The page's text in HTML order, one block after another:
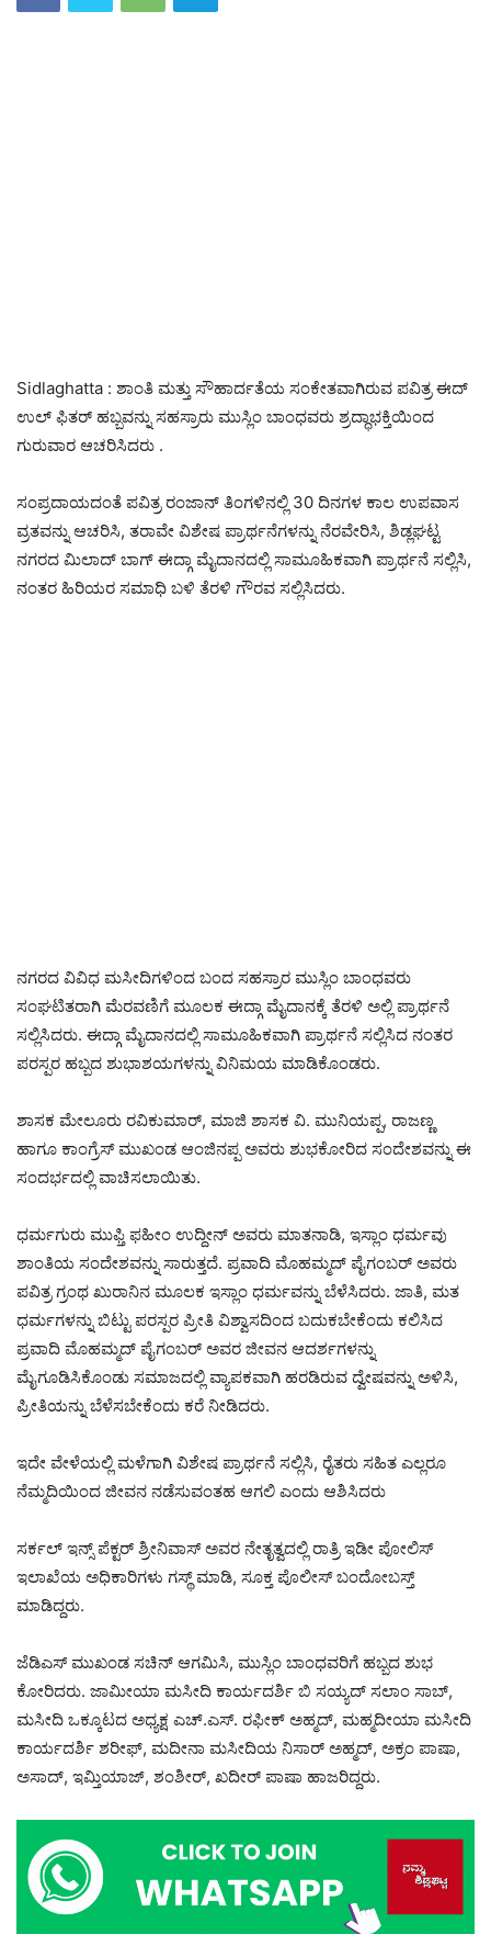
Sidlaghatta : ಶಾಂತಿ ಮತ್ತು ಸೌಹಾರ್ದತೆಯ ಸಂಕೇತವಾಗಿರುವ ಪವಿತ್ರ ಈದ್
ಉಲ್ ಫಿತರ್ ಹಬ್ಬವನ್ನು ಸಹಸ್ರಾರು ಮುಸ್ಲಿಂ ಬಾಂಧವರು ಶ್ರದ್ಧಾಭಕ್ತಿಯಿಂದ
ಗುರುವಾರ ಆಚರಿಸಿದರು .
ಸಂಪ್ರದಾಯದಂತೆ ಪವಿತ್ರ ರಂಜಾನ್ ತಿಂಗಳಿನಲ್ಲಿ 30 ದಿನಗಳ ಕಾಲ ಉಪವಾಸ
ವ್ರತವನ್ನು ಆಚರಿಸಿ, ತರಾವೇ ವಿಶೇಷ ಪ್ರಾರ್ಥನೆಗಳನ್ನು ನೆರವೇರಿಸಿ, ಶಿಡ್ಲಘಟ್ಟ
ನಗರದ ಮಿಲಾದ್ ಬಾಗ್ ಈದ್ಗಾ ಮೈದಾನದಲ್ಲಿ ಸಾಮೂಹಿಕವಾಗಿ ಪ್ರಾರ್ಥನೆ ಸಲ್ಲಿಸಿ,
ನಂತರ ಹಿರಿಯರ ಸಮಾಧಿ ಬಳಿ ತೆರಳಿ ಗೌರವ ಸಲ್ಲಿಸಿದರು.
ನಗರದ ವಿವಿಧ ಮಸೀದಿಗಳಿಂದ ಬಂದ ಸಹಸ್ರಾರ ಮುಸ್ಲಿಂ ಬಾಂಧವರು
ಸಂಘಟಿತರಾಗಿ ಮೆರವಣಿಗೆ ಮೂಲಕ ಈದ್ಗಾ ಮೈದಾನಕ್ಕೆ ತೆರಳಿ ಅಲ್ಲಿ ಪ್ರಾರ್ಥನೆ
ಸಲ್ಲಿಸಿದರು. ಈದ್ಗಾ ಮೈದಾನದಲ್ಲಿ ಸಾಮೂಹಿಕವಾಗಿ ಪ್ರಾರ್ಥನೆ ಸಲ್ಲಿಸಿದ ನಂತರ
ಪರಸ್ಪರ ಹಬ್ಬದ ಶುಭಾಶಯಗಳನ್ನು ವಿನಿಮಯ ಮಾಡಿಕೊಂಡರು.
ಶಾಸಕ ಮೇಲೂರು ರವಿಕುಮಾರ್, ಮಾಜಿ ಶಾಸಕ ವಿ. ಮುನಿಯಪ್ಪ, ರಾಜಣ್ಣ
ಹಾಗೂ ಕಾಂಗ್ರೆಸ್ ಮುಖಂಡ ಆಂಜಿನಪ್ಪ ಅವರು ಶುಭಕೋರಿದ ಸಂದೇಶವನ್ನು ಈ
ಸಂದರ್ಭದಲ್ಲಿ ವಾಚಿಸಲಾಯಿತು.
ಧರ್ಮಗುರು ಮುಫ್ತಿ ಫಹೀಂ ಉದ್ದೀನ್ ಅವರು ಮಾತನಾಡಿ, ಇಸ್ಲಾಂ ಧರ್ಮವು
ಶಾಂತಿಯ ಸಂದೇಶವನ್ನು ಸಾರುತ್ತದೆ. ಪ್ರವಾದಿ ಮೊಹಮ್ಮದ್ ಪೈಗಂಬರ್ ಅವರು
ಪವಿತ್ರ ಗ್ರಂಥ ಖುರಾನಿನ ಮೂಲಕ ಇಸ್ಲಾಂ ಧರ್ಮವನ್ನು ಬೆಳೆಸಿದರು. ಜಾತಿ, ಮತ
ಧರ್ಮಗಳನ್ನು ಬಿಟ್ಟು ಪರಸ್ಪರ ಪ್ರೀತಿ ವಿಶ್ವಾಸದಿಂದ ಬದುಕಬೇಕೆಂದು ಕಲಿಸಿದ
ಪ್ರವಾದಿ ಮೊಹಮ್ಮದ್ ಪೈಗಂಬರ್ ಅವರ ಜೀವನ ಆದರ್ಶಗಳನ್ನು
ಮೈಗೂಡಿಸಿಕೊಂಡು ಸಮಾಜದಲ್ಲಿ ವ್ಯಾಪಕವಾಗಿ ಹರಡಿರುವ ದ್ವೇಷವನ್ನು ಅಳಿಸಿ,
ಪ್ರೀತಿಯನ್ನು ಬೆಳೆಸಬೇಕೆಂದು ಕರೆ ನೀಡಿದರು.
ಇದೇ ವೇಳೆಯಲ್ಲಿ ಮಳೆಗಾಗಿ ವಿಶೇಷ ಪ್ರಾರ್ಥನೆ ಸಲ್ಲಿಸಿ, ರೈತರು ಸಹಿತ ಎಲ್ಲರೂ
ನೆಮ್ಮದಿಯಿಂದ ಜೀವನ ನಡೆಸುವಂತಹ ಆಗಲಿ ಎಂದು ಆಶಿಸಿದರು
ಸರ್ಕಲ್ ಇನ್ಸ್ ಪೆಕ್ಟರ್ ಶ್ರೀನಿವಾಸ್ ಅವರ ನೇತೃತ್ವದಲ್ಲಿ ರಾತ್ರಿ ಇಡೀ ಪೋಲಿಸ್
ಇಲಾಖೆಯ ಅಧಿಕಾರಿಗಳು ಗಸ್ಥ್ ಮಾಡಿ, ಸೂಕ್ತ ಪೊಲೀಸ್ ಬಂದೋಬಸ್ತ್
ಮಾಡಿದ್ದರು.
ಜೆಡಿಎಸ್ ಮುಖಂಡ ಸಚಿನ್ ಆಗಮಿಸಿ, ಮುಸ್ಲಿಂ ಬಾಂಧವರಿಗೆ ಹಬ್ಬದ ಶುಭ
ಕೋರಿದರು. ಜಾಮೀಯಾ ಮಸೀದಿ ಕಾರ್ಯದರ್ಶಿ ಬಿ ಸಯ್ಯದ್ ಸಲಾಂ ಸಾಬ್,
ಮಸೀದಿ ಒಕ್ಕೂಟದ ಅಧ್ಯಕ್ಷ ಎಚ್.ಎಸ್. ರಫೀಕ್ ಅಹ್ಮದ್, ಮಹ್ಮದೀಯಾ ಮಸೀದಿ
ಕಾರ್ಯದರ್ಶಿ ಶರೀಫ್, ಮದೀನಾ ಮಸೀದಿಯ ನಿಸಾರ್ ಅಹ್ಮದ್, ಅಕ್ರಂ ಪಾಷಾ,
ಅಸಾದ್, ಇಮ್ತಿಯಾಜ್, ಶಂಶೀರ್, ಖದೀರ್ ಪಾಷಾ ಹಾಜರಿದ್ದರು.